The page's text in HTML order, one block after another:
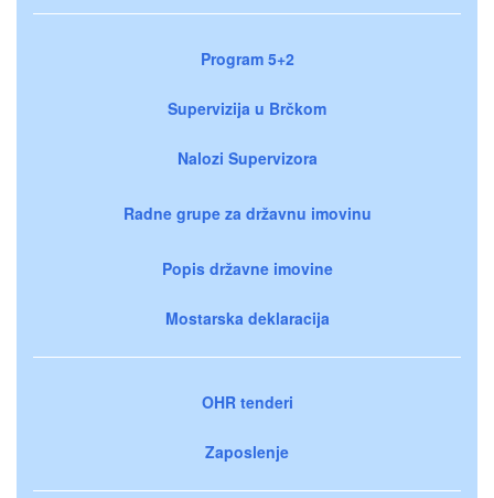
Program 5+2
Supervizija u Brčkom
Nalozi Supervizora
Radne grupe za državnu imovinu
Popis državne imovine
Mostarska deklaracija
OHR tenderi
Zaposlenje